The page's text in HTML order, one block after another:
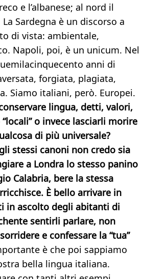
e l’albanese; al nord il
Sardegna è un discorso a
di vista: ambientale,
Napoli, poi, è un unicum. Nel
anni di
forgiata, plagiata,
Siamo italiani, però. Europei.
lingua, detti, valori,
o invece lasciarli morire
di più universale?
stessi canoni non credo sia
a Londra lo stesso panino
Calabria, bere la stessa
È bello arrivare in
in ascolto degli abitanti di
sentirli parlare, non
e confessare la “tua”
è che poi sappiamo
bella lingua italiana.